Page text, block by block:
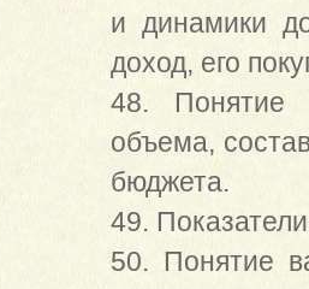
и динамики
доход, его
48. Понятие
объема,
бюджета.
49.
50. Понятие